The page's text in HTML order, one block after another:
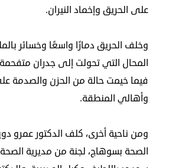
على الحريق وإخماد النيران.
وخلف الحريق دمارًا واسعًا وخسائر
المحال التي تحولت إلى جدران
فيما خيمت حالة من الحزن والصدمة
وأهالي المنطقة.
ومن ناحية أخرى، كلف الدكتور عمرو
الصحة بسوهاج، لجنة من مديرية الصحة